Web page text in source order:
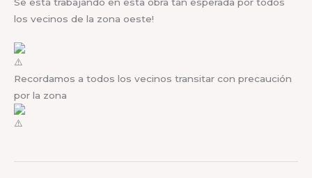
Se está trabajando en esta obra tan esperada por todos
los vecinos de la zona oeste!
Recordamos a todos los vecinos transitar con precaución
por la zona